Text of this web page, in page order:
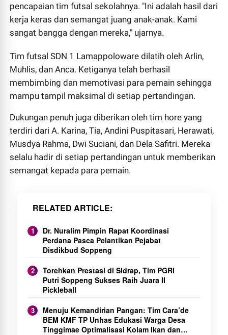
pencapaian tim futsal sekolahnya. "Ini adalah hasil dari
kerja keras dan semangat juang anak-anak. Kami
sangat bangga dengan mereka," ujarnya.
Tim futsal SDN 1 Lamappoloware dilatih oleh Arlin,
Muhlis, dan Anca. Ketiganya telah berhasil
membimbing dan memotivasi para pemain sehingga
mampu tampil maksimal di setiap pertandingan.
Dukungan penuh juga diberikan oleh tim hore yang
terdiri dari A. Karina, Tia, Andini Puspitasari, Herawati,
Musdya Rahma, Dwi Suciani, dan Dela Safitri. Mereka
selalu hadir di setiap pertandingan untuk memberikan
semangat kepada para pemain.
RELATED ARTICLE
Dr. Nuralim Pimpin Rapat Koordinasi
Perdana Pasca Pelantikan Pejabat
Disdikbud Soppeng
Torehkan Prestasi di Sidrap, Tim PGRI
Putri Soppeng Sukses Raih Juara II
Pickleball
Menuju Kemandirian Pangan: Tim Cara’de
BEM KMF TP Unhas Edukasi Warga Desa
Tinggimae Optimalisasi Kolam Ikan dan